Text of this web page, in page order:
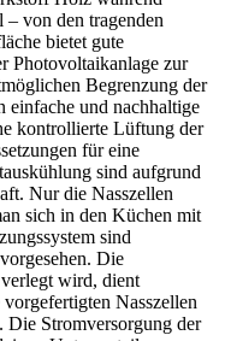
von den tragenden
bietet gute
Photovoltaikanlage zur
Begrenzung der
einfache und nachhaltige
kontrollierte Lüftung der
für eine
sind aufgrund
Nur die Nasszellen
sich in den Küchen mit
sind
Die
wird, dient
Nasszellen
Die Stromversorgung der